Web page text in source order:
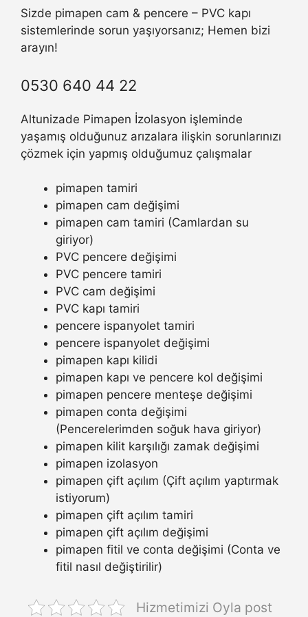
Sizde pimapen cam & pencere – PVC kapı
sistemlerinde sorun yaşıyorsanız; Hemen bizi
arayın!
0530 640 44 22
Altunizade Pimapen İzolasyon işleminde
yaşamış olduğunuz arızalara ilişkin sorunlarınızı
çözmek için yapmış olduğumuz çalışmalar
pimapen tamiri
pimapen cam değişimi
pimapen cam tamiri (Camlardan su
giriyor)
PVC pencere değişimi
PVC pencere tamiri
PVC cam değişimi
PVC kapı tamiri
pencere ispanyolet tamiri
pencere ispanyolet değişimi
pimapen kapı kilidi
pimapen kapı ve pencere kol değişimi
pimapen pencere menteşe değişimi
pimapen conta değişimi
(Pencerelerimden soğuk hava giriyor)
pimapen kilit karşılığı zamak değişimi
pimapen izolasyon
pimapen çift açılım (Çift açılım yaptırmak
istiyorum)
pimapen çift açılım tamiri
pimapen çift açılım değişimi
pimapen fitil ve conta değişimi (Conta ve
fitil nasıl değiştirilir)
Hizmetimizi Oyla post